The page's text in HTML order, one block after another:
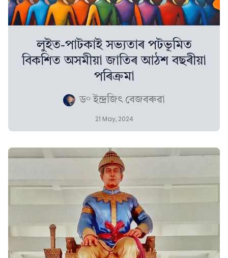
লুইত-পাটকাই সভ্যতাৰ পটভূমিত
বিকশিত অসমীয়া জাতিৰ আঠশ বছৰীয়া
পৰিক্ৰমা
ড° ইন্দ্ৰজিৎ বেজবৰুৱা
21 May, 2024